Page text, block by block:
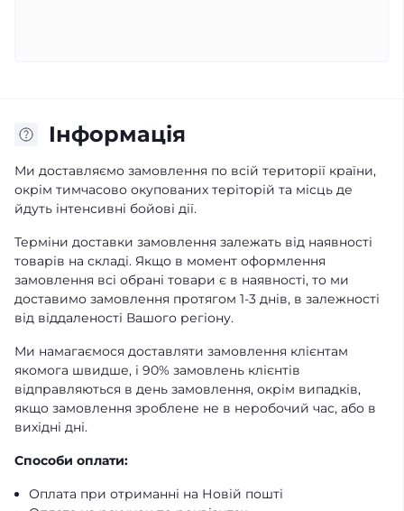
Iнформація
Ми доставляємо замовлення по всій території країни,
окрім тимчасово окупованих теріторій та місць де
йдуть інтенсивні бойові дії.
Терміни доставки замовлення залежать від наявності
товарів на складі. Якщо в момент оформлення
замовлення всі обрані товари є в наявності, то ми
доставимо замовлення протягом 1-3 днів, в залежності
від віддаленості Вашого регіону.
Ми намагаємося доставляти замовлення клієнтам
якомога швидше, і 90% замовлень клієнтів
відправляються в день замовлення, окрім випадків,
якщо замовлення зроблене не в неробочий час, або в
вихідні дні.
Способи оплати:
Оплата при отриманні на Новій пошті